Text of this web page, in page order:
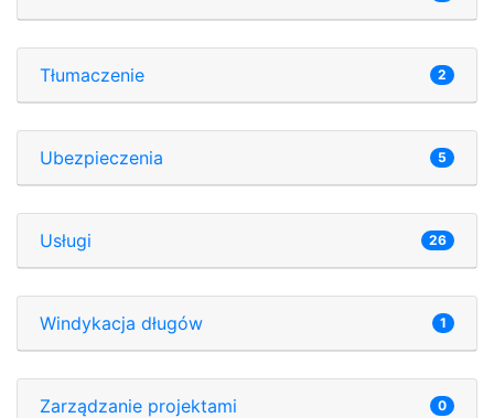
Tłumaczenie 2
Ubezpieczenia 5
Usługi 26
Windykacja długów 1
Zarządzanie projektami 0